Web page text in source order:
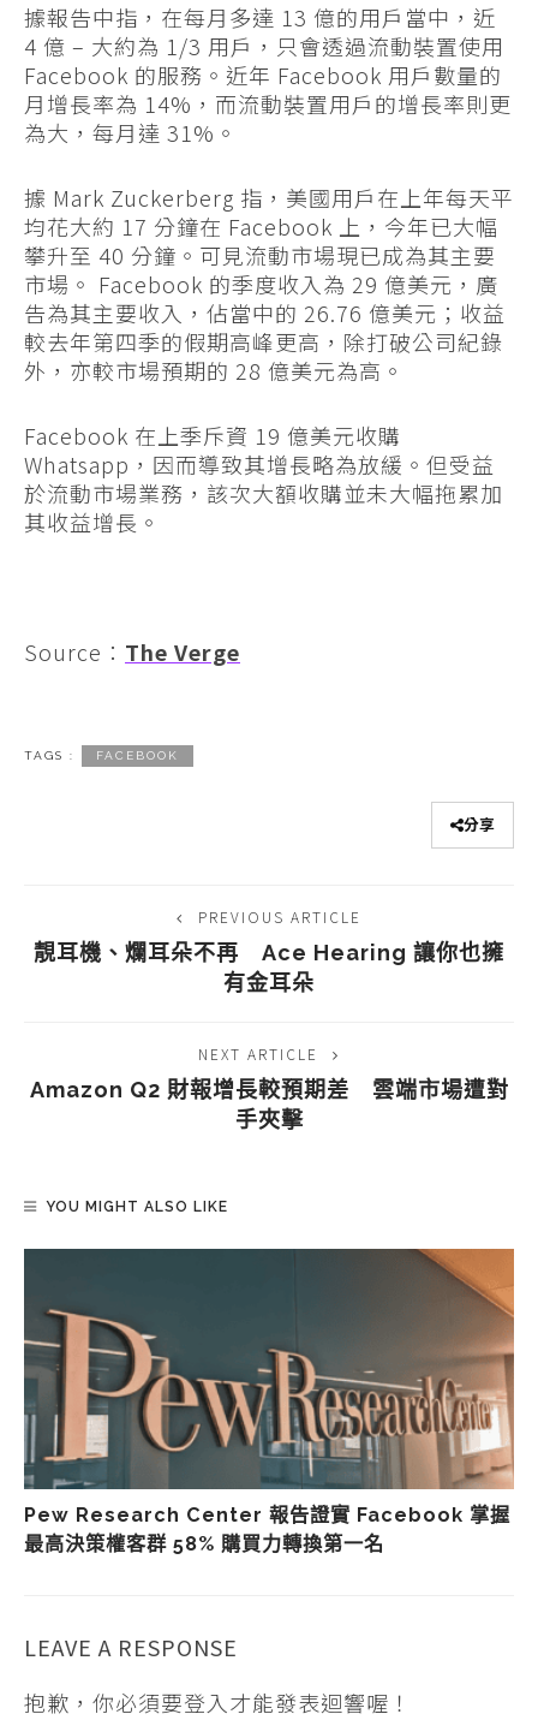
據報告中指，在每月多達 13 億的用戶當中，近
4 億 – 大約為 1/3 用戶，只會透過流動裝置使用
Facebook 的服務。近年 Facebook 用戶數量的
月增長率為 14%，而流動裝置用戶的增長率則更
為大，每月達 31%。
據 Mark Zuckerberg 指，美國用戶在上年每天平
均花大約 17 分鐘在 Facebook 上，今年已大幅
攀升至 40 分鐘。可見流動市場現已成為其主要
市場。 Facebook 的季度收入為 29 億美元，廣
告為其主要收入，佔當中的 26.76 億美元；收益
較去年第四季的假期高峰更高，除打破公司紀錄
外，亦較市場預期的 28 億美元為高。
Facebook 在上季斥資 19 億美元收購
Whatsapp，因而導致其增長略為放緩。但受益
於流動市場業務，該次大額收購並未大幅拖累加
其收益增長。
Source： The Verge
TAGS : FACEBOOK
分享
PREVIOUS ARTICLE
靚耳機、爛耳朵不再 Ace Hearing 讓你也擁
有金耳朵
NEXT ARTICLE
Amazon Q2 財報增長較預期差 雲端市場遭對
手夾擊
YOU MIGHT ALSO LIKE
Pew Research Center 報告證實 Facebook 掌握
最高決策權客群 58% 購買力轉換第一名
LEAVE A RESPONSE
抱歉，你必須要登入才能發表迴響喔！